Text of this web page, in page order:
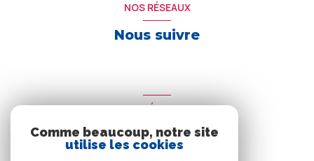
NOS RÉSEAUX
Nous suivre
ADHÉRENTS
Nous adhérons
Comme beaucoup, notre site
utilise les cookies